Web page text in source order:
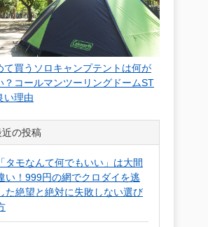
て買うソロキャンプテントは何が
？コールマンツーリングドームST
い理由
近の投稿
「タモなんて何でもいい」は大間
い！999円の網でクロダイを逃
た絶望と絶対に失敗しない選び